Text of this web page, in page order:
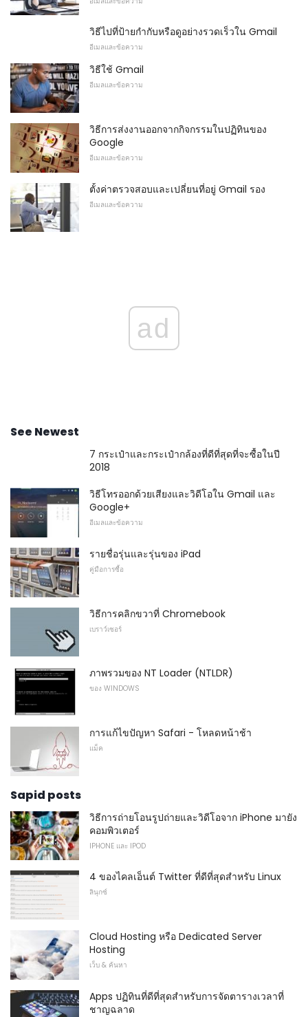
วิธีไปที่ป้ายกำกับหรือดูอย่างรวดเร็วใน Gmail
อีเมลและข้อความ
วิธีใช้ Gmail
อีเมลและข้อความ
วิธีการส่งงานออกจากกิจกรรมในปฏิทินของ
Google
อีเมลและข้อความ
ตั้งค่าตรวจสอบและเปลี่ยนที่อยู่ Gmail รอง
อีเมลและข้อความ
ad
See Newest
7 กระเป๋าและกระเป๋ากล้องที่ดีที่สุดที่จะซื้อในปี
2018
วิธีโทรออกด้วยเสียงและวิดีโอใน Gmail และ
Google+
อีเมลและข้อความ
รายชื่อรุ่นและรุ่นของ iPad
คู่มือการซื้อ
วิธีการคลิกขวาที่ Chromebook
เบราว์เซอร์
ภาพรวมของ NT Loader (NTLDR)
ของ WINDOWS
การแก้ไขปัญหา Safari - โหลดหน้าช้า
แม็ค
Sapid posts
วิธีการถ่ายโอนรูปถ่ายและวิดีโอจาก iPhone มายัง
คอมพิวเตอร์
IPHONE และ IPOD
4 ของไคลเอ็นต์ Twitter ที่ดีที่สุดสำหรับ Linux
ลินุกซ์
Cloud Hosting หรือ Dedicated Server
Hosting
เว็บ & ค้นหา
Apps ปฏิทินที่ดีที่สุดสำหรับการจัดตารางเวลาที่
ชาญฉลาด